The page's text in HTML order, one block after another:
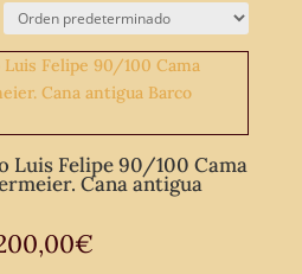
Luis Felipe 90/100 Cama
Cana antigua
€